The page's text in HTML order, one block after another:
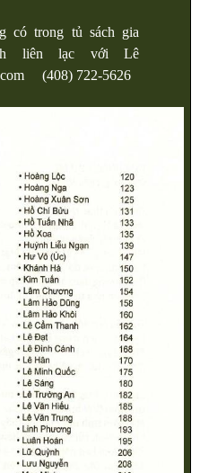
có trong tủ sách gia
liên lạc với Lê
(408) 722-5626